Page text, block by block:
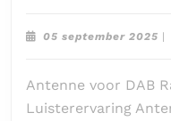
05 september 2025 05
|
Antenne voor DAB
Luisterervaring